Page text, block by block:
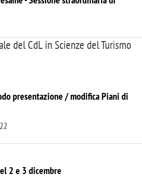
del CdL in Scienze del Turismo
presentazione / modifica Piani di
2 e 3 dicembre